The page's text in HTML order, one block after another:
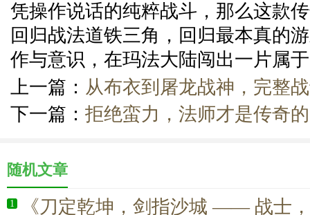
凭操作说话的纯粹战斗，那么这款
回归战法道铁三角，回归最本真的
作与意识，在玛法大陆闯出一片属
上一篇： 从布衣到屠龙战神，完整
下一篇： 拒绝蛮力，法师才是传奇
随机文章
1
《刀定乾坤，剑指沙城 —— 战士